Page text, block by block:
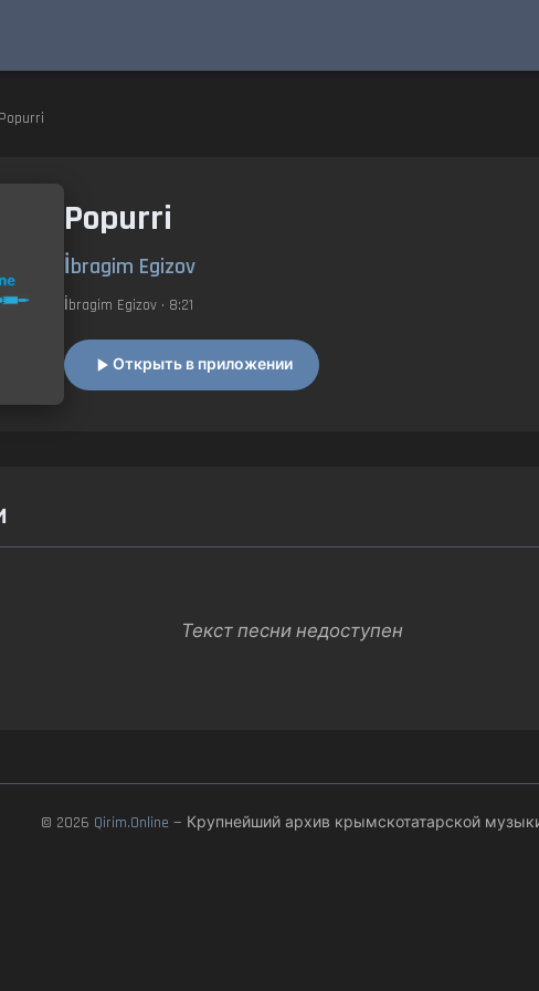
Popurri
İbragim Egizov
İbragim Egizov • 8:21
Открыть в приложении
Текст песни недоступен
© 2026 Qirim.Online — Крупнейший архив крымскотатарской